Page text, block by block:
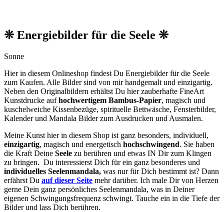
❊ Energiebilder für die Seele ❊
Sonne
Hier in diesem Onlineshop findest Du Energiebilder für die Seele
zum Kaufen. Alle Bilder sind von mir handgemalt und einzigartig.
Neben den Originalbildern erhältst Du hier zauberhafte FineArt
Kunstdrucke aufhochwertigem Bambus-Papier, magisch und
kuschelweiche Kissenbezüge, spirituelle Bettwäsche, Fensterbilder,
Kalender und Mandala Bilder zum Ausdrucken und Ausmalen.
Meine Kunst hier in diesem Shop ist ganz besonders, individuell,
einzigartig, magisch und energetisch hochschwingend. Sie haben
die Kraft Deine Seele zu berühren und etwas IN Dir zum Klingen
zu bringen. Du interessierst Dich für ein ganz besonderes und
individuelles Seelenmandala, was nur für Dich bestimmt ist? Dann
erfährst Du auf dieser Seite mehr darüber. Ich male Dir von Herzen
gerne Dein ganz persönliches Seelenmandala, was in Deiner
eigenen Schwingungsfrequenz schwingt. Tauche ein in die Tiefe der
Bilder und lass Dich berühren.